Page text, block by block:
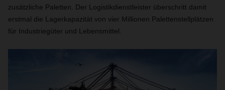
zusätzliche Paletten. Der Logistikdienstleister überschritt damit
erstmal die Lagerkapazität von vier Millionen Palettenstellplätzen
für Industriegüter und Lebensmittel.